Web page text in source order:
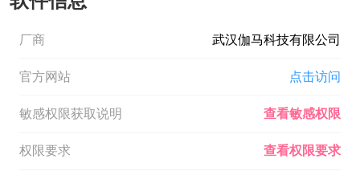
厂商 武汉伽马科技有限公司
官方网站 点击访问
敏感权限获取说明 查看敏感权限
权限要求 查看权限要求